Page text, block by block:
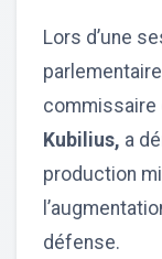
Lors d’une
parlementaire
commissaire
Kubilius, a
production
défense.